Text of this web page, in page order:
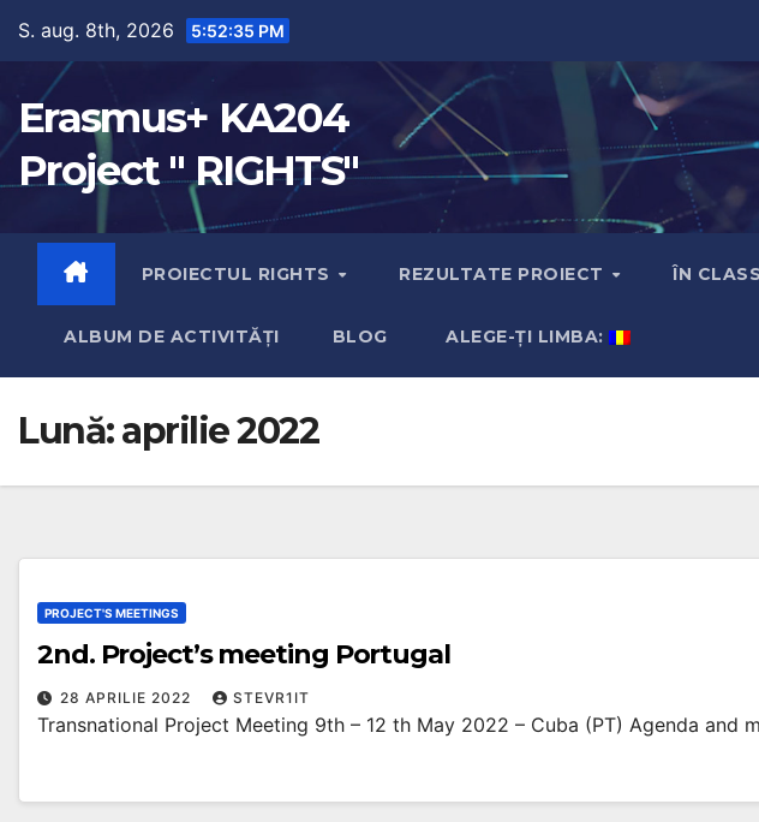
S. aug. 8th, 2026 5:52:36 PM
Erasmus+ KA204
Project " RIGHTS"
PROIECTUL RIGHTS REZULTATE PROIECT ÎN
ALBUM DE ACTIVITĂȚI BLOG ALEGE-ȚI LIMBA:
Lună:aprilie 2022
PROJECT'S MEETINGS
2nd. Project’s meeting Portugal
28 APRILIE 2022 STEVR1IT
Transnational Project Meeting 9th – 12 th May 2022 – Cuba (PT) Agenda and